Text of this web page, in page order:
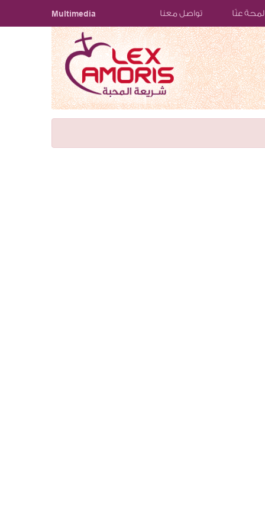
لمحة عنّا تواصل معنا Multimedia